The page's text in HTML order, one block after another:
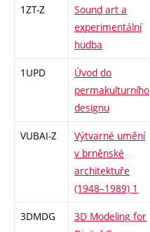
1ZT-Z
Sound art a
experimentální
hudba
1UPD
Úvod do
permakulturního
designu
VUBAI-Z
Výtvarné umění
v brněnské
architektuře
(1948–1989) 1
3DMDG
3D Modeling for